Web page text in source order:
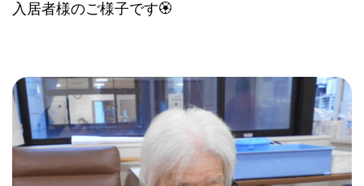
入居者様のご様子です🏵️